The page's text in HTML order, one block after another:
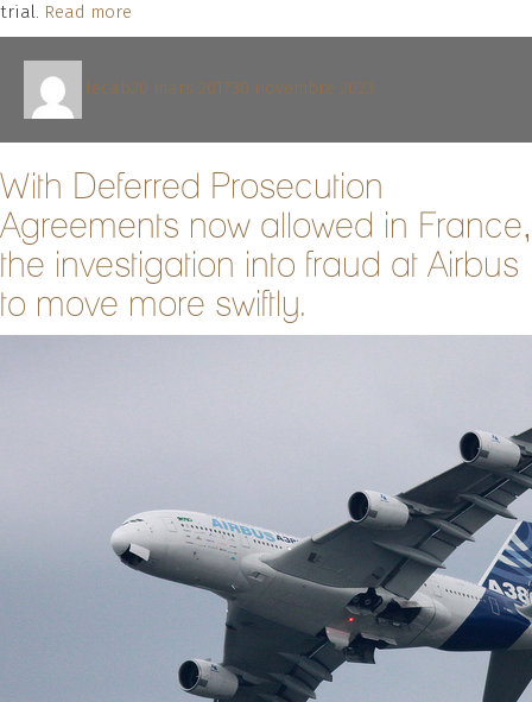
trial. Read more
lecable
20 mars 201730 novembre 2023
With Deferred Prosecution
Agreements now allowed in France,
the investigation into fraud at Airbus
to move more swiftly.